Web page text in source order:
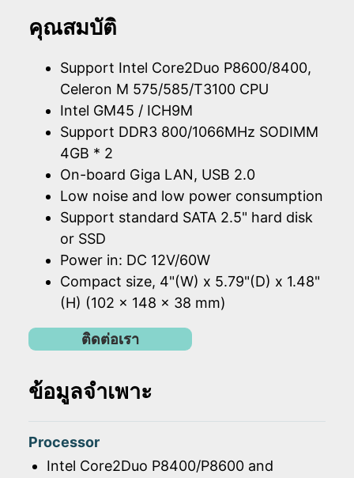
คุณสมบัติ
Support Intel Core2Duo P8600/8400,
Celeron M 575/585/T3100 CPU
Intel GM45 / ICH9M
Support DDR3 800/1066MHz SODIMM
4GB * 2
On-board Giga LAN, USB 2.0
Low noise and low power consumption
Support standard SATA 2.5" hard disk
or SSD
Power in: DC 12V/60W
Compact size, 4"(W) x 5.79"(D) x 1.48"
(H) (102 x 148 x 38 mm)
ติดต่อเรา
ข้อมูลจำเพาะ
Processor
Intel Core2Duo P8400/P8600 and